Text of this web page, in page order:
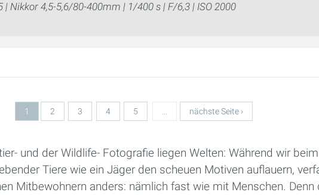
| Nikkor 4,5-5,6/80-400mm | 1/400 s | F/6,3 | ISO 2000
1 2 3 4 5 … nächste Seite ›
und der Wildlife- Fotografie liegen Welten: Während wir beim
Tiere wie ein Jäger den scheuen Motiven auflauern,
Mitbewohnern anders: nämlich fast wie mit Menschen. Denn